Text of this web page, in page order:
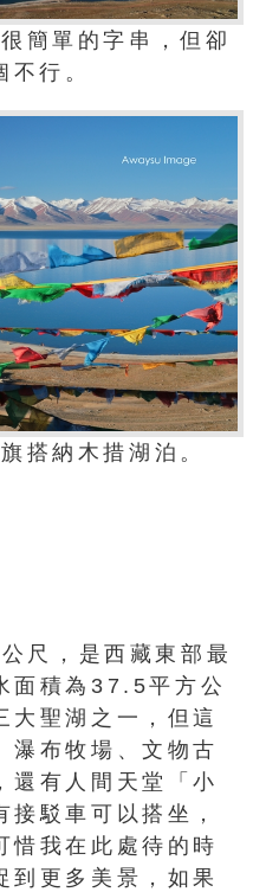
簡單的字串，但卻
不行。
搭納木措湖泊。
尺，是西藏東部最
面積為37.5平方公
大聖湖之一，但這
瀑布牧場、文物古
還有人間天堂「小
駁車可以搭坐，
惜我在此處待的時
到更多美景，如果